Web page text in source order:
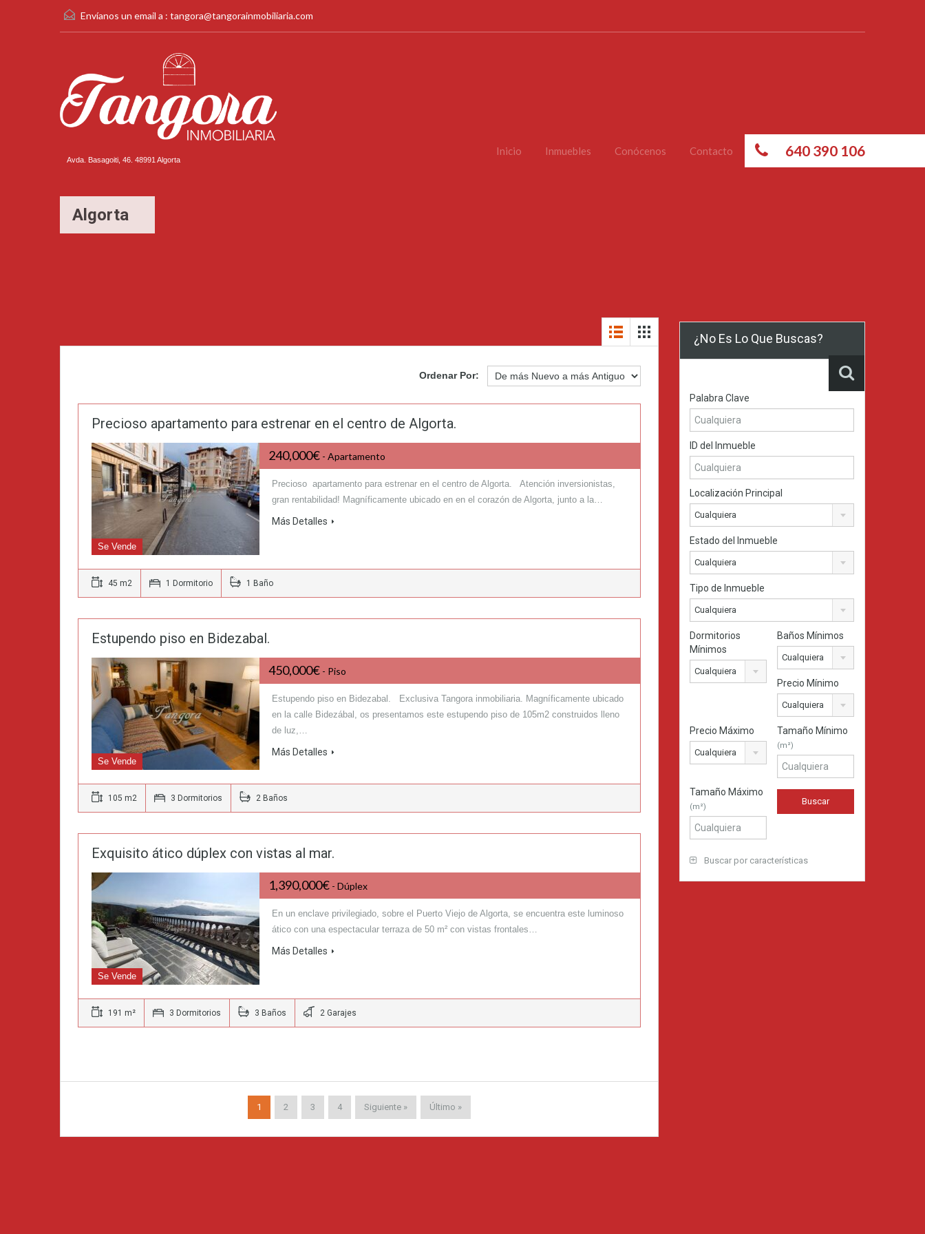
Envíanos un email a : tangora@tangorainmobiliaria.com
Avda. Basagoiti, 46. 48991 Algorta
640 390 106
Inicio Inmuebles Conócenos Contacto
Algorta
Ordenar Por:
Precioso apartamento para estrenar en el centro de Algorta.
Se Vende
240,000€ - Apartamento
Precioso apartamento para estrenar en el centro de Algorta. Atención inversionistas,
gran rentabilidad! Magníficamente ubicado en en el corazón de Algorta, junto a la…
Más Detalles
45 m2 1 Dormitorio 1 Baño
Estupendo piso en Bidezabal.
Se Vende
450,000€ - Piso
Estupendo piso en Bidezabal. Exclusiva Tangora inmobiliaria. Magníficamente ubicado
en la calle Bidezábal, os presentamos este estupendo piso de 105m2 construidos lleno
de luz,…
Más Detalles
105 m2 3 Dormitorios 2 Baños
Exquisito ático dúplex con vistas al mar.
Se Vende
1,390,000€ - Dúplex
En un enclave privilegiado, sobre el Puerto Viejo de Algorta, se encuentra este luminoso
ático con una espectacular terraza de 50 m² con vistas frontales…
Más Detalles
191 m² 3 Dormitorios 3 Baños 2 Garajes
1 2 3 4 Siguiente » Último »
¿No Es Lo Que Buscas?
Palabra Clave
ID del Inmueble
Localización Principal
Cualquiera
Estado del Inmueble
Cualquiera
Tipo de Inmueble
Cualquiera
Dormitorios
Mínimos
Cualquiera
Baños Mínimos
Cualquiera
Precio Mínimo
Cualquiera
Precio Máximo
Cualquiera
Tamaño Mínimo
(m²)
Tamaño Máximo
(m²)
Buscar por características